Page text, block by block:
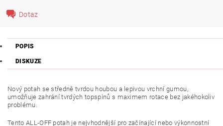
Dotaz
POPIS
DISKUZE
Nový potah se středně tvrdou houbou a lepivou vrchní gumou,
umožňuje zahrání tvrdých topspinů s maximem rotace bez jakéhokoliv
problému.
Tento ALL-OFF potah je nejvhodnější pro začínající nebo výkonnostní